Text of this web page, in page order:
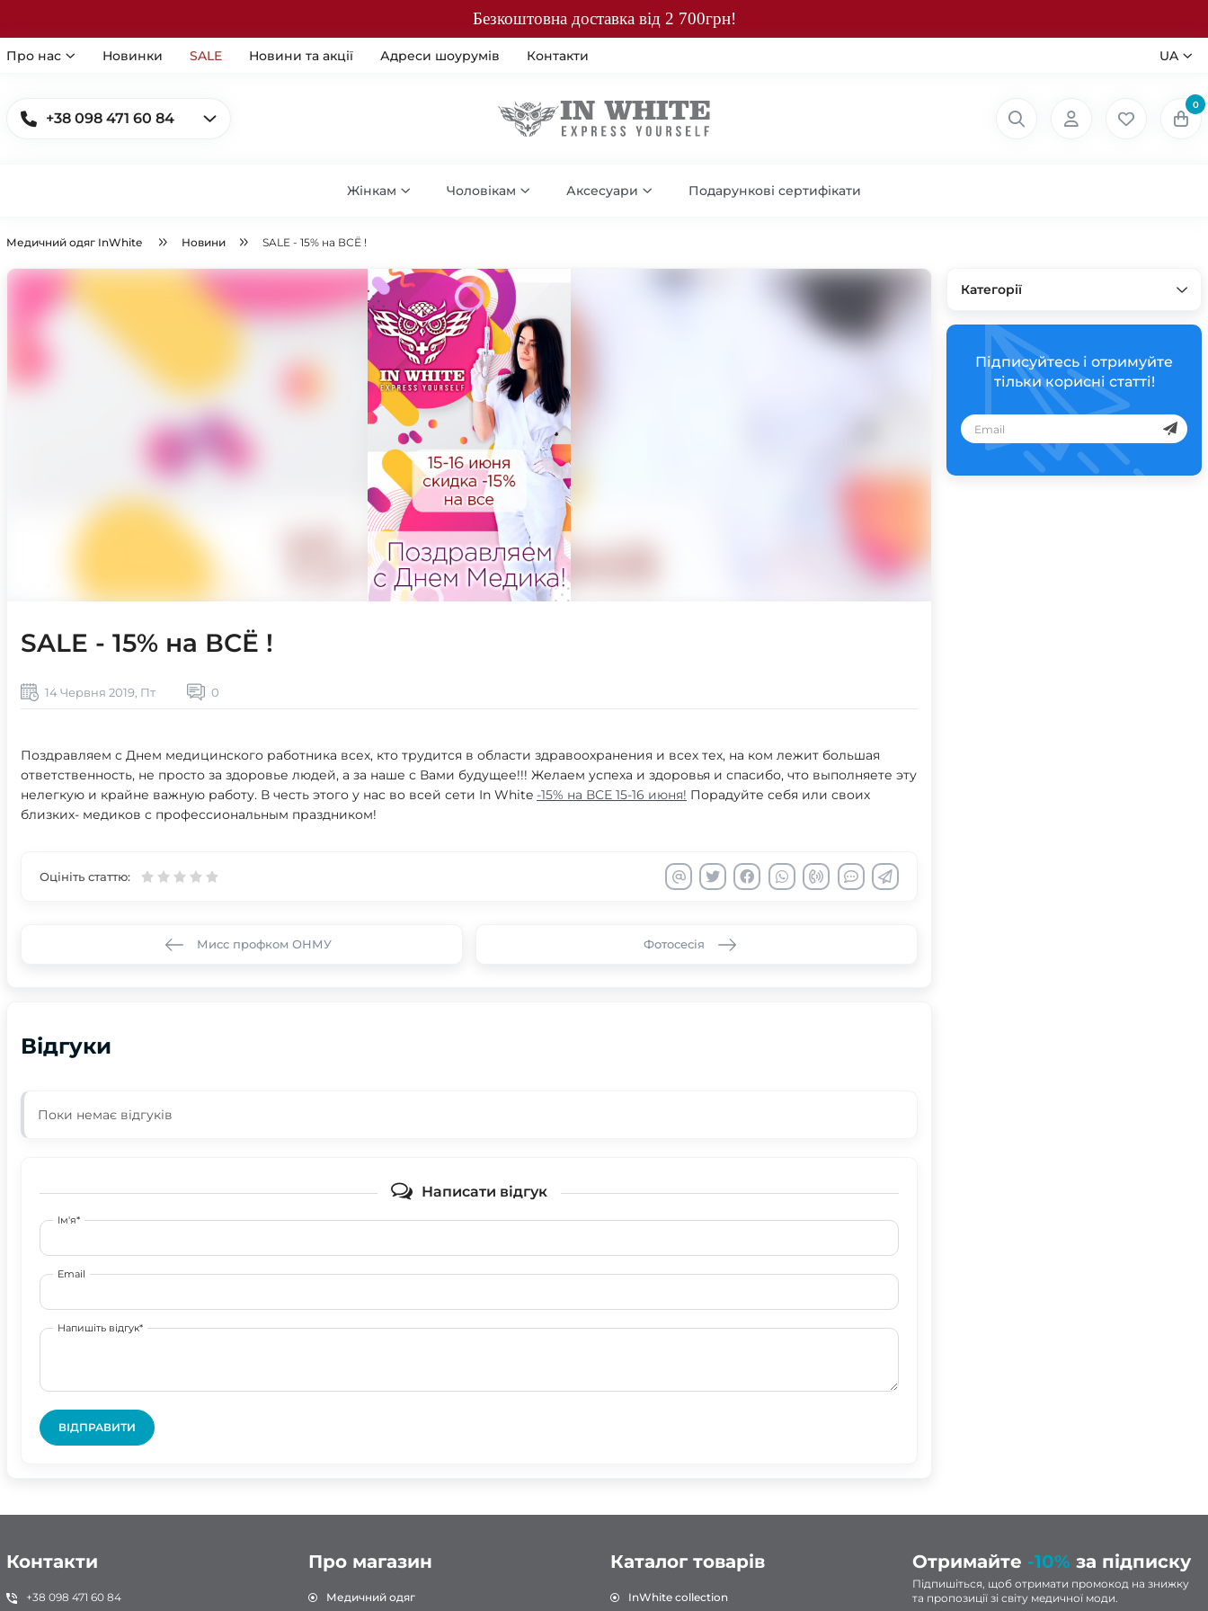
Безкоштовна доставка від 2 700грн!
Про нас Новинки SALE Новини та акції Адреси шоурумів Контакти UA
+38 098 471 60 84
0
Жінкам Чоловікам Аксесуари Подарункові сертифікати
Медичний одяг InWhite Новини SALE - 15% на ВСЁ !
Категорії
Підписуйтесь і отримуйте
тільки корисні статті!
SALE - 15% на ВСЁ !
14 Червня 2019, Пт 0
Поздравляем с Днем медицинского работника всех, кто трудится в области здравоохранения и всех тех, на ком лежит большая
ответственность, не просто за здоровье людей, а за наше с Вами будущее!!! Желаем успеха и здоровья и спасибо, что выполняете эту
нелегкую и крайне важную работу. В честь этого у нас во всей сети In White -15% на ВСЕ 15-16 июня! Порадуйте себя или своих
близких- медиков с профессиональным праздником!
Оцініть статтю:
Мисс профком ОНМУ Фотосесія
Відгуки
Поки немає відгуків
Написати відгук
Ім'я*
Email
Напишіть відгук*
ВІДПРАВИТИ
Контакти
+38 098 471 60 84
Про магазин
Медичний одяг
Каталог товарів
InWhite collection
Отримайте -10% за підписку
Підпишіться, щоб отримати промокод на знижку
та пропозиції зі світу медичної моди.